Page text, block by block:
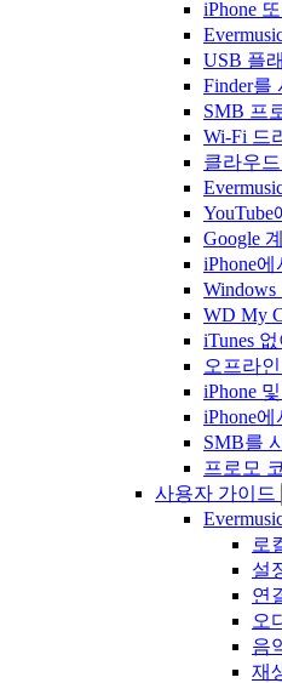
iPhone
USB 플
Finder를
SMB 프
Wi-Fi 드
클라우
Google
iPhone
WD My
iTunes
오프라
iPhone
iPhone
SMB를
프로모
사용자 가이드
로
설
연
오
음
재